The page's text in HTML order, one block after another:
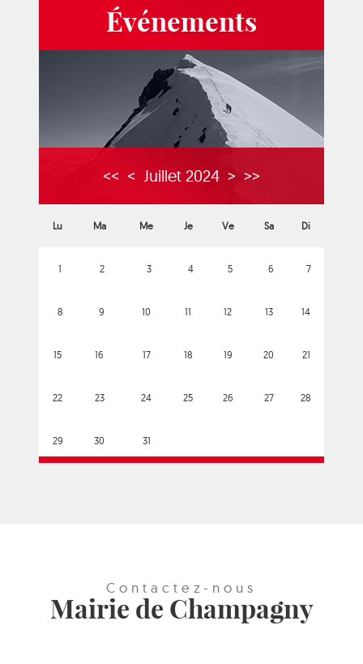
Événements
<< < Juillet 2024 > >>
Lu Ma Me Je Ve Sa Di
1 2 3 4 5 6 7
8 9 10 11 12 13 14
15 16 17 18 19 20 21
22 23 24 25 26 27 28
29 30 31
Contactez-nous
Mairie de Champagny